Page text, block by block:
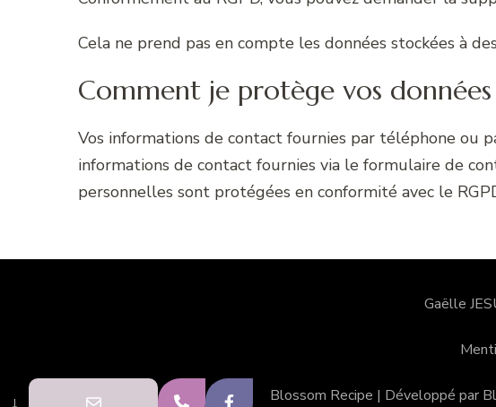
Cela ne prend pas en compte les données stockées à
Comment je protège vos données
Vos informations de contact fournies par téléphone ou
informations de contact fournies via le formulaire de
personnelles sont protégées en conformité avec le
Gaëlle
Blossom Recipe | Développé par
↓